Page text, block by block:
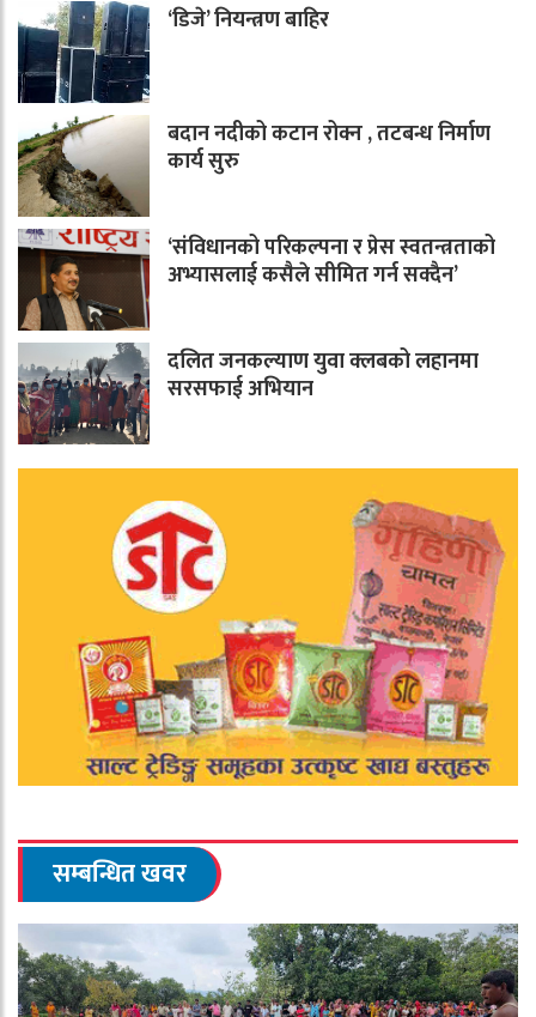
‘डिजे’ नियन्त्रण बाहिर
बदान नदीको कटान रोक्न , तटबन्ध निर्माण
कार्य सुरु
‘संविधानको परिकल्पना र प्रेस स्वतन्त्रताको
अभ्यासलाई कसैले सीमित गर्न सक्दैन’
दलित जनकल्याण युवा क्लबको लहानमा
सरसफाई अभियान
सम्बन्धित खवर